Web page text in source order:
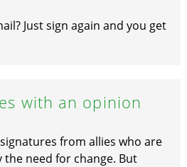
Just sign again and you get
with an opinion
from allies who are
the need for change. But